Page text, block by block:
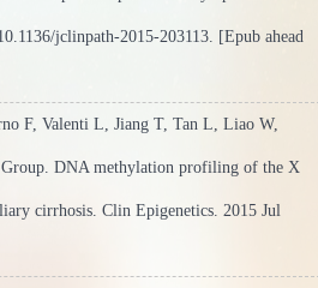
jclinpath-2015-203113. [Epub ahead
F, Valenti L, Jiang T, Tan L, Liao W,
DNA methylation profiling of the X
cirrhosis. Clin Epigenetics. 2015 Jul